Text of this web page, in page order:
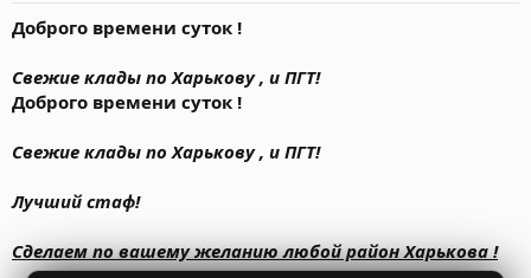
Доброго времени суток !
Свежие клады по Харькову , и ПГТ!
Доброго времени суток !
Свежие клады по Харькову , и ПГТ!
Лучший стаф!
Сделаем по вашему желанию любой район Харькова !